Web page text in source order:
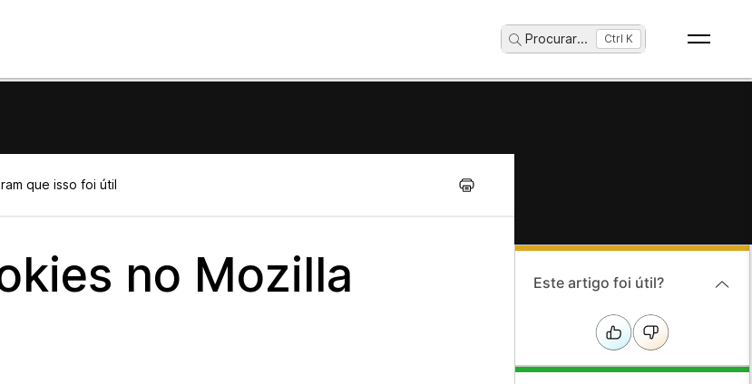
Procurar... Ctrl K
que isso foi útil
no Mozilla
Este artigo foi útil?